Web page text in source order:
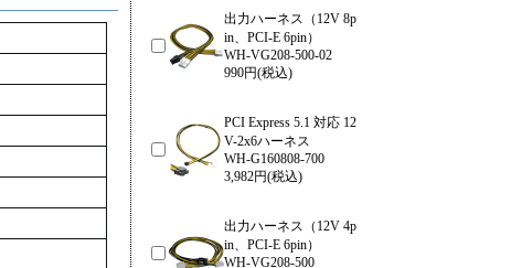
出力ハーネス（12V 8p
in、PCI-E 6pin）
WH-VG208-500-02
990円(税込)
PCI Express 5.1 対応 12
V-2x6ハーネス
WH-G160808-700
3,982円(税込)
出力ハーネス（12V 4p
in、PCI-E 6pin）
WH-VG208-500